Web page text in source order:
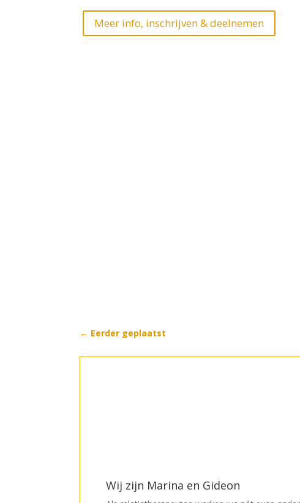
Meer info, inschrijven & deelnemen
← Eerder geplaatst
Wij zijn Marina en Gideon